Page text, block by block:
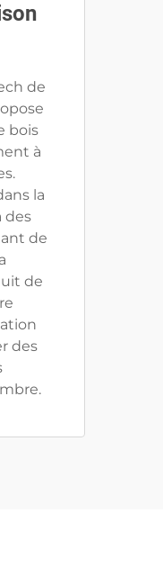
de
bois
à
la
des
de
de
des